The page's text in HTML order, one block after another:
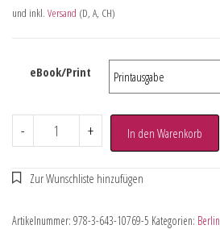
und inkl. Versand (D, A, CH)
eBook/Print
- + In den Warenkorb
Artikelnummer: 978-3-643-10769-5 Kategorien: Berlin